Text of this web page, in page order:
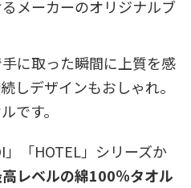
メーカーのオリジナルブ
に取った瞬間に上質を感
しデザインもおしゃれ。
です。
」「HOTEL」シリーズか
レベルの綿100％タオル